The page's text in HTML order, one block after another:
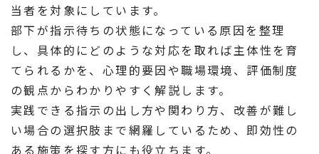
当者を対象にしています。
部下が指示待ちの状態になっている原因を整理
し、具体的にどのような対応を取れば主体性を育
てられるかを、心理的要因や職場環境、評価制度
の観点からわかりやすく解説します。
実践できる指示の出し方や関わり方、改善が難し
い場合の選択肢まで網羅しているため、即効性の
ある施策を探す方にも役立ちます。